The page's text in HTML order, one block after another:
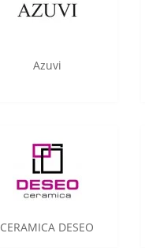
Azuvi
CERAMICA DESEO